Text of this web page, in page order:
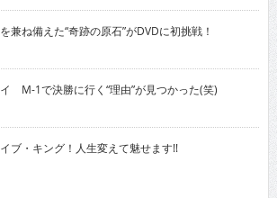
ね備えた“奇跡の原石”がDVDに初挑戦！
M-1で決勝に行く“理由”が見つかった(笑)
ブ・キング！人生変えて魅せます!!